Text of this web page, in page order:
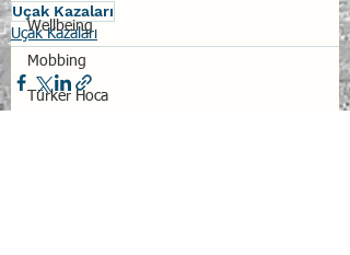
Wellbeing
Mobbing
Türker Hoca
Uçak Kazaları
Uçak Kazaları